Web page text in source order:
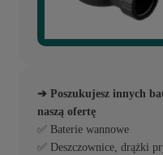
➔ Poszukujesz innych
naszą ofertę
✅ Baterie wannowe
✅ Deszczownice, drążki